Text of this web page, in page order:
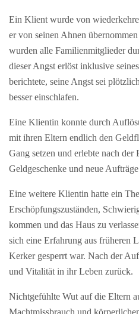
Ein Klient wurde von
er von seinen Ahnen
wurden alle Familienmitglieder
dieser Angst erlöst inklusive
berichtete, seine Angst sei
besser einschlafen.
Eine Klientin konnte durch
mit ihren Eltern endlich den
Gang setzen und erlebte nach der
Geldgeschenke und neue
Eine weitere Klientin hatte ein
Erschöpfungszuständen,
kommen und das Haus zu
sich eine Erfahrung aus früheren
Kerker gesperrt war. Nach der
und Vitalität in ihr Leben zurück.
Nichtgefühlte Wut auf die Eltern
Machtmissbrauch und